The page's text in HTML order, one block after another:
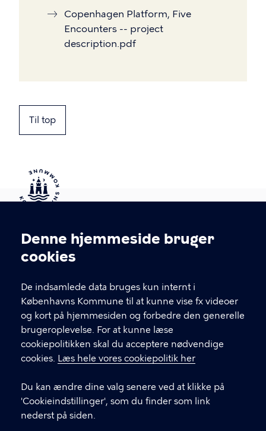
Cookieindstillinger
Denne hjemmeside bruger
cookies
De indsamlede data bruges kun internt i
Københavns Kommune til at kunne vise fx videoer
og kort på hjemmesiden og forbedre den generelle
brugeroplevelse. For at kunne læse
cookiepolitikken skal du acceptere nødvendige
cookies. Læs hele vores cookiepolitik her
Du kan ændre dine valg senere ved at klikke på
'Cookieindstillinger', som du finder som link
nederst på siden.
Copenhagen Platform, Five
Encounters -- project
description.pdf
Til top
Kontakt Københavns Kommune
T
fFind andre kontakter her
CVR-nummer64942212
GENVEJE
Digital Post
Databeskyttelse